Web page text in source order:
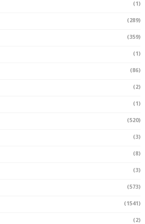
(1)
(289)
(359)
(1)
(86)
(2)
(1)
(520)
(3)
(8)
(3)
(573)
(1541)
(2)